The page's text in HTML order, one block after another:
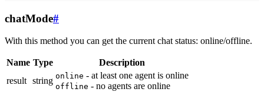
chatMode#
With this method you can get the current chat status: online/offline.
Name Type
Description
result string online - at least one agent is online
offline - no agents are online